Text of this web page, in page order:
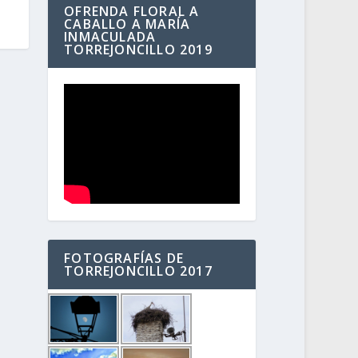
OFRENDA FLORAL A
CABALLO A MARÍA
INMACULADA
TORREJONCILLO 2019
FOTOGRAFÍAS DE
TORREJONCILLO 2017